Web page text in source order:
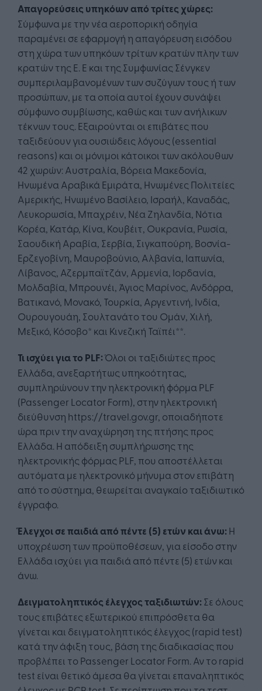
Απαγορεύσεις υπηκόων από τρίτες χώρες:
Σύμφωνα με την νέα αεροπορική οδηγία
παραμένει σε εφαρμογή η απαγόρευση εισόδου
στη χώρα των υπηκόων τρίτων κρατών πλην των
κρατών της Ε. Ε και της Συμφωνίας Σένγκεν
συμπεριλαμβανομένων των συζύγων τους ή των
προσώπων, με τα οποία αυτοί έχουν συνάψει
σύμφωνο συμβίωσης, καθώς και των ανήλικων
τέκνων τους. Εξαιρούνται οι επιβάτες που
ταξιδεύουν για ουσιώδεις λόγους (essential
reasons) και οι μόνιμοι κάτοικοι των ακόλουθων
42 χωρών: Αυστραλία, Βόρεια Μακεδονία,
Ηνωμένα Αραβικά Εμιράτα, Ηνωμένες Πολιτείες
Αμερικής, Ηνωμένο Βασίλειο, Ισραήλ, Καναδάς,
Λευκορωσία, Μπαχρέιν, Νέα Ζηλανδία, Νότια
Κορέα, Κατάρ, Κίνα, Κουβέιτ, Ουκρανία, Ρωσία,
Σαουδική Αραβία, Σερβία, Σιγκαπούρη, Βοσνία-
Ερζεγοβίνη, Μαυροβούνιο, Αλβανία, Ιαπωνία,
Λίβανος, Αζερμπαϊτζάν, Αρμενία, Ιορδανία,
Μολδαβία, Μπρουνέι, Άγιος Μαρίνος, Ανδόρρα,
Βατικανό, Μονακό, Τουρκία, Αργεντινή, Ινδία,
Ουρουγουάη, Σουλτανάτο του Ομάν, Χιλή,
Μεξικό, Κόσοβο* και Κινεζική Ταϊπέι**.
Τι ισχύει για το PLF:Όλοι οι ταξιδιώτες προς
Ελλάδα, ανεξαρτήτως υπηκοότητας,
συμπληρώνουν την ηλεκτρονική φόρμα PLF
(Passenger Locator Form), στην ηλεκτρονική
διεύθυνση https://travel.gov.gr, οποιαδήποτε
ώρα πριν την αναχώρηση της πτήσης προς
Ελλάδα. Η απόδειξη συμπλήρωσης της
ηλεκτρονικής φόρμας PLF, που αποστέλλεται
αυτόματα με ηλεκτρονικό μήνυμα στον επιβάτη
από το σύστημα, θεωρείται αναγκαίο ταξιδιωτικό
έγγραφο.
Έλεγχοι σε παιδιά από πέντε (5) ετών και άνω:Η
υποχρέωση των προϋποθέσεων, για είσοδο στην
Ελλάδα ισχύει για παιδιά από πέντε (5) ετών και
άνω.
Δειγματοληπτικός έλεγχος ταξιδιωτών:Σε όλους
τους επιβάτες εξωτερικού επιπρόσθετα θα
γίνεται και δειγματοληπτικός έλεγχος (rapid test)
κατά την άφιξη τους, βάση της διαδικασίας που
προβλέπει το Passenger Locator Form. Αν το rapid
test είναι θετικό άμεσα θα γίνεται επαναληπτικός